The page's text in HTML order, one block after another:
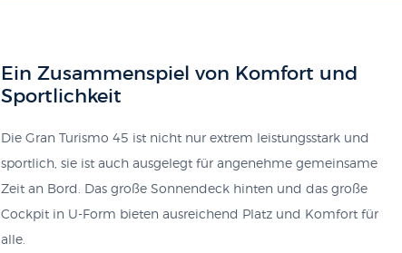
Ein Zusammenspiel von Komfort und
Sportlichkeit
Die Gran Turismo 45 ist nicht nur extrem leistungsstark und
sportlich, sie ist auch ausgelegt für angenehme gemeinsame
Zeit an Bord. Das große Sonnendeck hinten und das große
Cockpit in U-Form bieten ausreichend Platz und Komfort für
alle.